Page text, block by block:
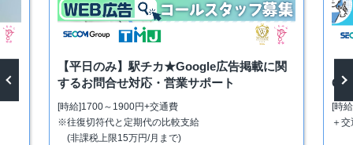
【平日のみ】駅チカ★Google広告掲載に関
するお問合せ対応・営業サポート
[時給]1700～1900円+交通費
※往復切符代と定期代の比較支給
(非課税上限15万円/月まで)
[時
＋
Next